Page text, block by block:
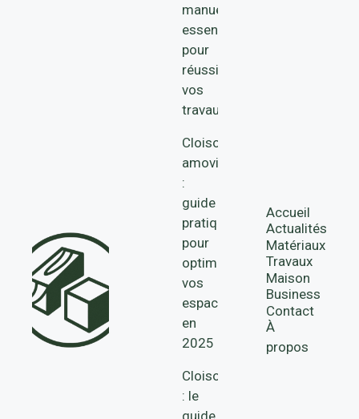
manuel
essentiel
pour
réussir
vos
travaux
Cloisons
amovibles
:
guide
pratique
pour
optimiser
vos
espaces
en
2025
Cloison
: le
guide
Accueil
Actualités
Matériaux
Travaux
Maison
Business
Contact
À
propos